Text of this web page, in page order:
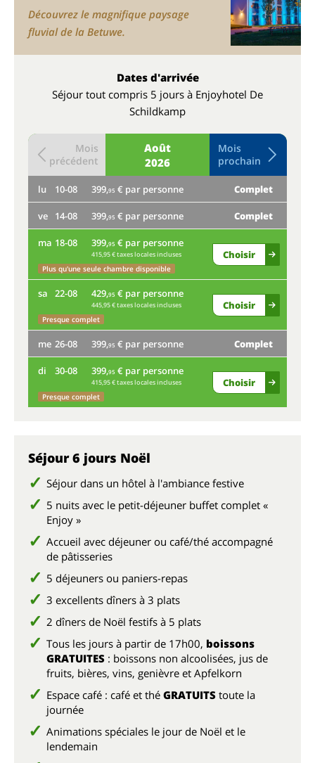
Découvrez le magnifique paysage
fluvial de la Betuwe.
Dates d'arrivée
Séjour tout compris 5 jours à Enjoyhotel De
Schildkamp
Août
2026
Mois
précédent
Mois
prochain
lu 10-08 399,95 € par personne Complet
ve 14-08 399,95 € par personne Complet
ma 18-08 399,95 € par personne
415,95 € taxes locales incluses
Plus qu'une seule chambre disponible
Choisir
sa 22-08 429,95 € par personne
445,95 € taxes locales incluses
Presque complet
Choisir
me 26-08 399,95 € par personne Complet
di 30-08 399,95 € par personne
415,95 € taxes locales incluses
Presque complet
Choisir
Séjour 6 jours Noël
Séjour dans un hôtel à l'ambiance festive
5 nuits avec le petit-déjeuner buffet complet «
Enjoy »
Accueil avec déjeuner ou café/thé accompagné
de pâtisseries
5 déjeuners ou paniers-repas
3 excellents dîners à 3 plats
2 dîners de Noël festifs à 5 plats
Tous les jours à partir de 17h00, boissons
GRATUITES : boissons non alcoolisées, jus de
fruits, bières, vins, genièvre et Apfelkorn
Espace café : café et thé GRATUITS toute la
journée
Animations spéciales le jour de Noël et le
lendemain